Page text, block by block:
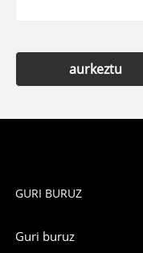
aurkeztu
GURI BURUZ
Guri buruz